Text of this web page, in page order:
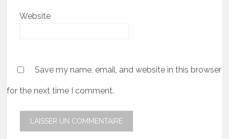
Website
Save my name, email, and website in this browser
for the next time I comment.